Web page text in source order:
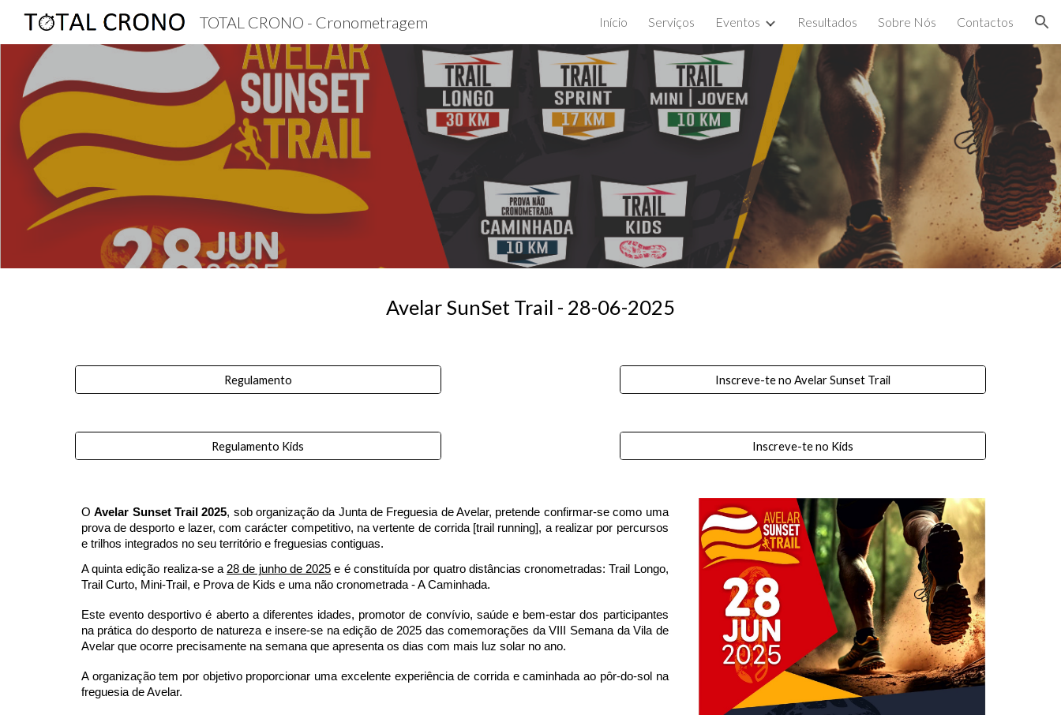
Skip to main content Skip to navigation
TOTAL CRONO - Cronometragem Início Serviços Eventos Resultados Sobre Nós Contactos
Avelar SunSet Trail - 28-06-2025
Regulamento Inscreve-te no Avelar Sunset Trail
Regulamento Kids Inscreve-te no Kids
OAvelar Sunset Trail 2025, sob organização da Junta de Freguesia de Avelar, pretende confirmar-se como uma
prova de desporto e lazer, com carácter competitivo, na vertente de corrida [trail running], a realizar por percursos
e trilhos integrados no seu território e freguesias contiguas.
A quinta edição realiza-se a 28 de junho de 2025 e é constituída por quatro distâncias cronometradas: Trail Longo,
Trail Curto, Mini-Trail, e Prova de Kids e uma não cronometrada - A Caminhada.
Este evento desportivo é aberto a diferentes idades, promotor de convívio, saúde e bem-estar dos participantes
na prática do desporto de natureza e insere-se na edição de 2025 das comemorações da VIII Semana da Vila de
Avelar que ocorre precisamente na semana que apresenta os dias com mais luz solar no ano.
A organização tem por objetivo proporcionar uma excelente experiência de corrida e caminhada ao pôr-do-sol na
freguesia de Avelar.